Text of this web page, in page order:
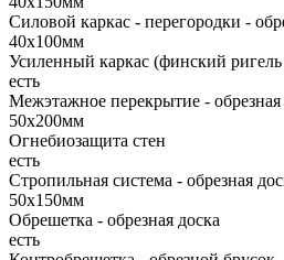
Силовой каркас - перегородки -
40х100мм
Усиленный каркас (финский
есть
Межэтажное перекрытие - обрезная
50х200мм
Огнебиозащита стен
есть
Стропильная система - обрезная
50х150мм
Обрешетка - обрезная доска
есть